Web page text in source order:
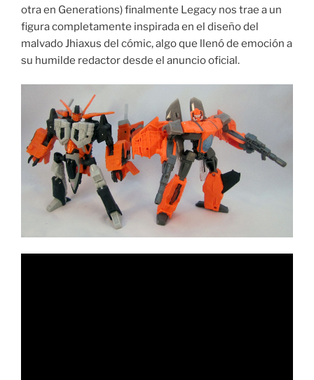
otra en Generations) finalmente Legacy nos trae a un
figura completamente inspirada en el diseño del
malvado Jhiaxus del cómic, algo que llenó de emoción a
su humilde redactor desde el anuncio oficial.